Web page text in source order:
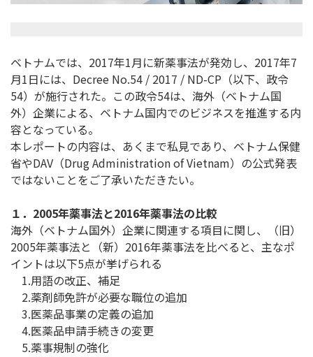
ベトナムでは、2017年1月に新薬事法が発効し、2017年7
月1日には、Decree No.54 / 2017 / ND-CP（以下、政令
54）が施行された。この政令54は、海外（ベトナム国
外）企業による、ベトナム国内でのビジネスを推進する内
容となっている。
本レポートの内容は、あくまで私見であり、ベトナム保健
省やDAV（Drug Administration of Vietnam）の公式発表
ではないことをご了承いただきたい。
１．2005年薬事法と2016年薬事法の比較
海外（ベトナム国外）企業に関連する項目に関し、（旧）
2005年薬事法と（新）2016年薬事法を比べると、主なポ
イントは以下5点が挙げられる
1.用語の改正、補足
2.薬剤師免許が必要な職位の追加
3.医薬品事業の定義の追加
4.医薬品申請手続きの変更
5.薬事規制の強化